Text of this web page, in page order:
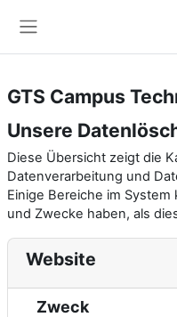
GTS Campus
Unsere
Diese Übersicht zeigt die
Datenverarbeitung und
Einige Bereiche im
und Zwecke haben, als
Website
Zweck